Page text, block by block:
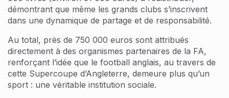
démontrant que même les grands clubs s’inscrivent
dans une dynamique de partage et de responsabilité.
Au total, près de 750 000 euros sont attribués
directement à des organismes partenaires de la FA,
renforçant l’idée que le football anglais, au travers de
cette Supercoupe d’Angleterre, demeure plus qu’un
sport : une véritable institution sociale.